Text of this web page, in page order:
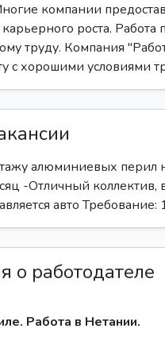
компании
роста.
труду. Компания
с хорошими условиями
алюминиевых перил
-Отличный
авто
о работодателе
Работа в Нетании.